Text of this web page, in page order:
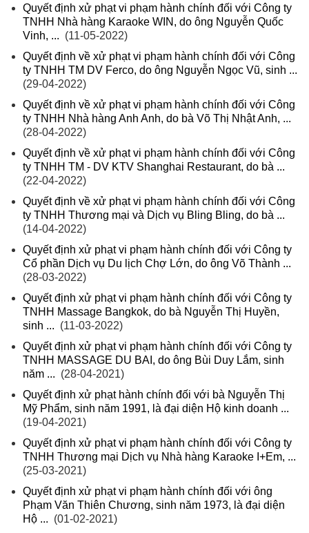
Quyết định xử phạt vi phạm hành chính đối với Công ty
TNHH Nhà hàng Karaoke WIN, do ông Nguyễn Quốc
Vinh, ... (11-05-2022)
Quyết định về xử phạt vi phạm hành chính đối với Công
ty TNHH TM DV Ferco, do ông Nguyễn Ngọc Vũ, sinh ...
(29-04-2022)
Quyết định về xử phạt vi phạm hành chính đối với Công
ty TNHH Nhà hàng Anh Anh, do bà Võ Thị Nhật Anh, ...
(28-04-2022)
Quyết định về xử phạt vi phạm hành chính đối với Công
ty TNHH TM - DV KTV Shanghai Restaurant, do bà ...
(22-04-2022)
Quyết định về xử phạt vi phạm hành chính đối với Công
ty TNHH Thương mại và Dịch vụ Bling Bling, do bà ...
(14-04-2022)
Quyết định xử phạt vi phạm hành chính đối với Công ty
Cổ phần Dịch vụ Du lịch Chợ Lớn, do ông Võ Thành ...
(28-03-2022)
Quyết định xử phạt vi phạm hành chính đối với Công ty
TNHH Massage Bangkok, do bà Nguyễn Thị Huyền,
sinh ... (11-03-2022)
Quyết định xử phạt vi phạm hành chính đối với Công ty
TNHH MASSAGE DU BAI, do ông Bùi Duy Lắm, sinh
năm ... (28-04-2021)
Quyết định xử phạt hành chính đối với bà Nguyễn Thị
Mỹ Phẩm, sinh năm 1991, là đại diện Hộ kinh doanh ...
(19-04-2021)
Quyết định xử phạt vi phạm hành chính đối với Công ty
TNHH Thương mại Dịch vụ Nhà hàng Karaoke I+Em, ...
(25-03-2021)
Quyết định xử phạt vi phạm hành chính đối với ông
Phạm Văn Thiên Chương, sinh năm 1973, là đại diện
Hộ ... (01-02-2021)